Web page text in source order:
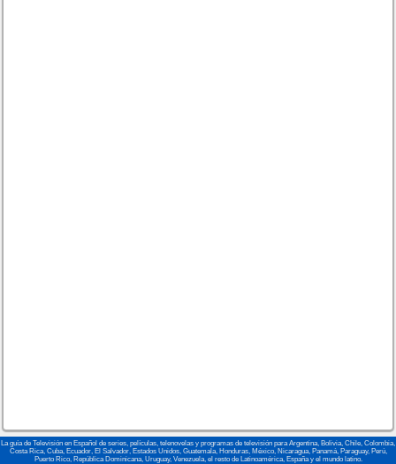
La guía de Televisión en Español de series, películas, telenovelas y programas de televisión para Argentina, Bolivia, Chile, Colombia,
Costa Rica, Cuba, Ecuador, El Salvador, Estados Unidos, Guatemala, Honduras, México, Nicaragua, Panamá, Paraguay, Perú,
Puerto Rico, República Dominicana, Uruguay, Venezuela, el resto de Latinoamérica, España y el mundo latino.